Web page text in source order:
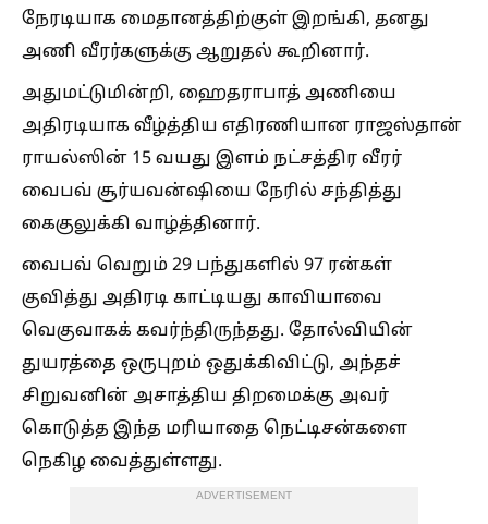
நேரடியாக மைதானத்திற்குள் இறங்கி, தனது
அணி வீரர்களுக்கு ஆறுதல் கூறினார்.
அதுமட்டுமின்றி, ஹைதராபாத் அணியை
அதிரடியாக வீழ்த்திய எதிரணியான ராஜஸ்தான்
ராயல்ஸின் 15 வயது இளம் நட்சத்திர வீரர்
வைபவ் சூர்யவன்ஷியை நேரில் சந்தித்து
கைகுலுக்கி வாழ்த்தினார்.
வைபவ் வெறும் 29 பந்துகளில் 97 ரன்கள்
குவித்து அதிரடி காட்டியது காவியாவை
வெகுவாகக் கவர்ந்திருந்தது. தோல்வியின்
துயரத்தை ஒருபுறம் ஒதுக்கிவிட்டு, அந்தச்
சிறுவனின் அசாத்திய திறமைக்கு அவர்
கொடுத்த இந்த மரியாதை நெட்டிசன்களை
நெகிழ வைத்துள்ளது.
ADVERTISEMENT